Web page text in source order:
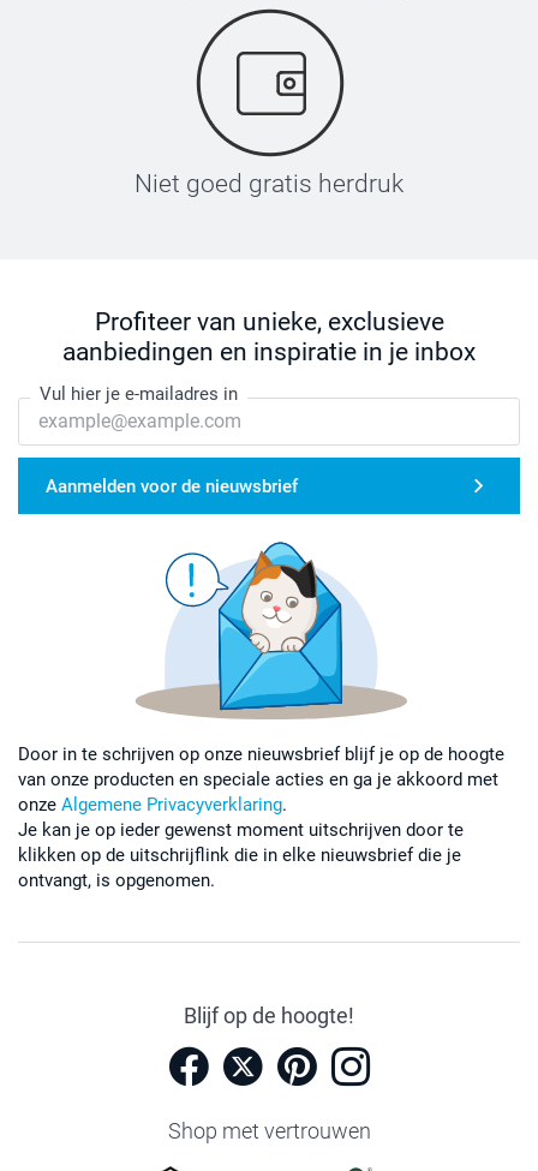
Niet goed gratis herdruk
Profiteer van unieke, exclusieve
aanbiedingen en inspiratie in je inbox
Vul hier je e-mailadres in
Aanmelden voor de nieuwsbrief
Door in te schrijven op onze nieuwsbrief blijf je op de hoogte
van onze producten en speciale acties en ga je akkoord met
onze Algemene Privacyverklaring.
Je kan je op ieder gewenst moment uitschrijven door te
klikken op de uitschrijflink die in elke nieuwsbrief die je
ontvangt, is opgenomen.
Blijf op de hoogte!
Shop met vertrouwen